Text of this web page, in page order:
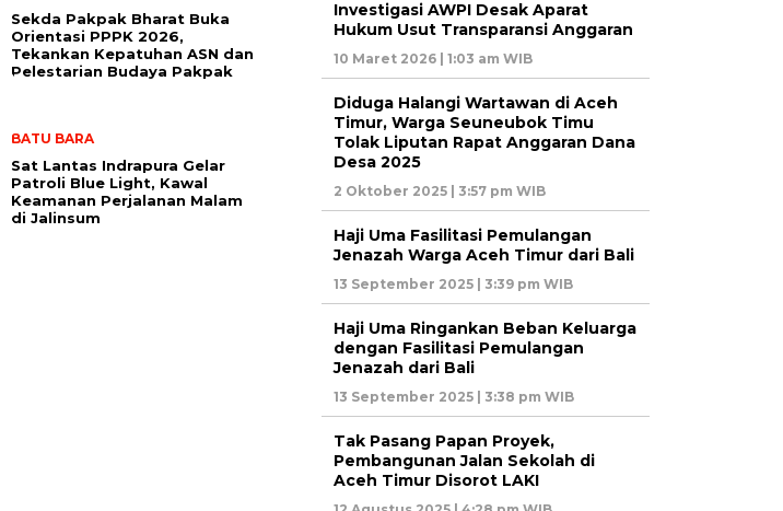
Sekda Pakpak Bharat Buka
Orientasi PPPK 2026,
Tekankan Kepatuhan ASN dan
Pelestarian Budaya Pakpak
BATU BARA
Sat Lantas Indrapura Gelar
Patroli Blue Light, Kawal
Keamanan Perjalanan Malam
di Jalinsum
Investigasi AWPI Desak Aparat
Hukum Usut Transparansi Anggaran
10 Maret 2026 | 1:03 am WIB
Diduga Halangi Wartawan di Aceh
Timur, Warga Seuneubok Timu
Tolak Liputan Rapat Anggaran Dana
Desa 2025
2 Oktober 2025 | 3:57 pm WIB
Haji Uma Fasilitasi Pemulangan
Jenazah Warga Aceh Timur dari Bali
13 September 2025 | 3:39 pm WIB
Haji Uma Ringankan Beban Keluarga
dengan Fasilitasi Pemulangan
Jenazah dari Bali
13 September 2025 | 3:38 pm WIB
Tak Pasang Papan Proyek,
Pembangunan Jalan Sekolah di
Aceh Timur Disorot LAKI